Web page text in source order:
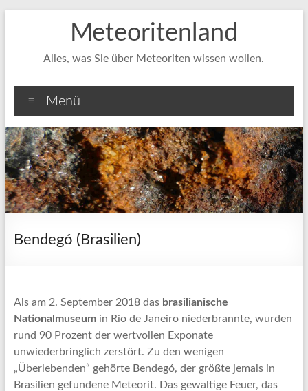
Meteoritenland
Alles, was Sie über Meteoriten wissen wollen.
Menü
Bendegó (Brasilien)
Als am 2. September 2018 das brasilianische
Nationalmuseumin Rio de Janeiro niederbrannte, wurden
rund 90 Prozent der wertvollen Exponate
unwiederbringlich zerstört. Zu den wenigen
„Überlebenden“ gehörte Bendegó, der größte jemals in
Brasilien gefundene Meteorit. Das gewaltige Feuer, das